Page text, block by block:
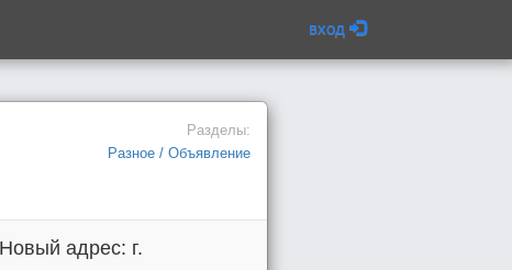
вход
Разделы:
Разное / Объявление
адрес: г.